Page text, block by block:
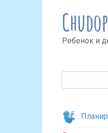
Ребенок и